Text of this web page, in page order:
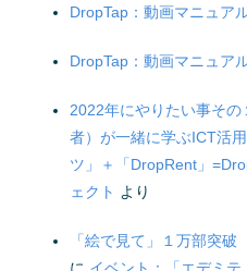
DropTap：動画マニュア
DropTap：動画マニュア
2022年にやりたい事そ
者）が一緒に学ぶICT活用
ツ」＋「DropRent」
ェクト より
「絵で見て」１万部突